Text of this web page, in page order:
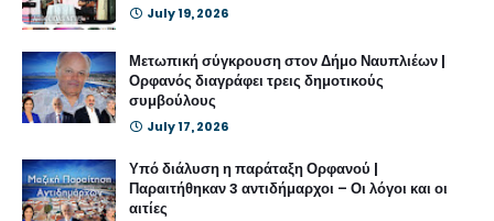
July 19, 2026
Μετωπική σύγκρουση στον Δήμο Ναυπλιέων |
Ορφανός διαγράφει τρεις δημοτικούς
συμβούλους
July 17, 2026
Υπό διάλυση η παράταξη Ορφανού |
Παραιτήθηκαν 3 αντιδήμαρχοι – Οι λόγοι και οι
αιτίες